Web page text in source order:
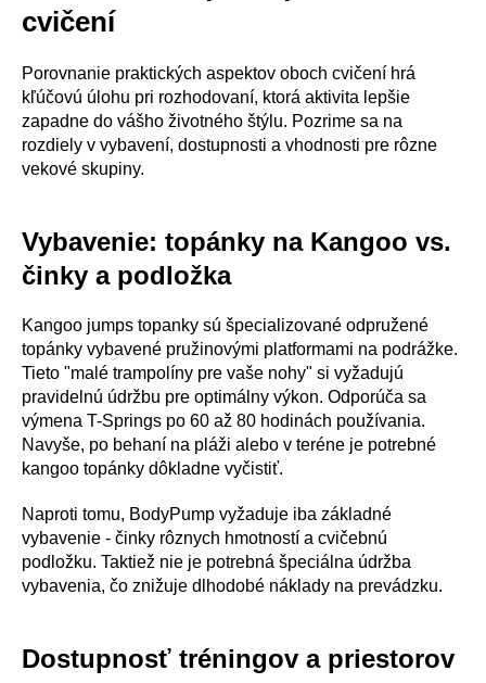
cvičení
Porovnanie praktických aspektov oboch cvičení hrá
kľúčovú úlohu pri rozhodovaní, ktorá aktivita lepšie
zapadne do vášho životného štýlu. Pozrime sa na
rozdiely v vybavení, dostupnosti a vhodnosti pre rôzne
vekové skupiny.
Vybavenie: topánky na Kangoo vs.
činky a podložka
Kangoo jumps topanky sú špecializované odpružené
topánky vybavené pružinovými platformami na podrážke.
Tieto "malé trampolíny pre vaše nohy" si vyžadujú
pravidelnú údržbu pre optimálny výkon. Odporúča sa
výmena T-Springs po 60 až 80 hodinách používania.
Navyše, po behaní na pláži alebo v teréne je potrebné
kangoo topánky dôkladne vyčistiť.
Naproti tomu, BodyPump vyžaduje iba základné
vybavenie - činky rôznych hmotností a cvičebnú
podložku. Taktiež nie je potrebná špeciálna údržba
vybavenia, čo znižuje dlhodobé náklady na prevádzku.
Dostupnosť tréningov a priestorov